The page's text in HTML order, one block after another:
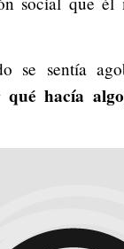
se sentía
qué hacía